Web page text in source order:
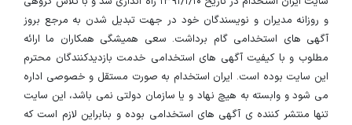
کارشناس حسابداری
البرز
۲ سال پیش منقضی شده
استخدام کارمند اداری و دفتری
و روزانه مدیران و نویسندگان خود در جهت تبدیل شدن به مرجع بروز
آگهی های استخدامی گام برداشت. سعی همیشگی همکاران ما ارائه
مطلوب و با کیفیت آگهی های استخدامی خدمت بازدیدکنندگان محترم
این سایت بوده است. ایران استخدام به صورت مستقل و خصوصی اداره
می شود و وابسته به هیچ نهاد و یا سازمان دولتی نمی باشد، این سایت
تنها منتشر کننده ی آگهی های استخدامی بوده و بنابراین لازم است که